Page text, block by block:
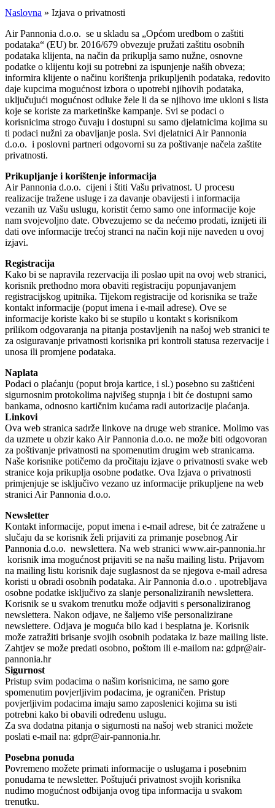
Naslovna » Izjava o privatnosti
Air Pannonia d.o.o. se u skladu sa „Općom uredbom o zaštiti
podataka“ (EU) br. 2016/679 obvezuje pružati zaštitu osobnih
podataka klijenta, na način da prikuplja samo nužne, osnovne
podatke o klijentu koji su potrebni za ispunjenje naših obveza;
informira klijente o načinu korištenja prikupljenih podataka, redovito
daje kupcima mogućnost izbora o upotrebi njihovih podataka,
uključujući mogućnost odluke žele li da se njihovo ime ukloni s lista
koje se koriste za marketinške kampanje. Svi se podaci o
korisnicima strogo čuvaju i dostupni su samo djelatnicima kojima su
ti podaci nužni za obavljanje posla. Svi djelatnici Air Pannonia
d.o.o. i poslovni partneri odgovorni su za poštivanje načela zaštite
privatnosti.
Prikupljanje i korištenje informacija
Air Pannonia d.o.o. cijeni i štiti Vašu privatnost. U procesu
realizacije tražene usluge i za davanje obavijesti i informacija
vezanih uz Vašu uslugu, koristit ćemo samo one informacije koje
nam svojevoljno date. Obvezujemo se da nećemo prodati, iznijeti ili
dati ove informacije trećoj stranci na način koji nije naveden u ovoj
izjavi.
Registracija
Kako bi se napravila rezervacija ili poslao upit na ovoj web stranici,
korisnik prethodno mora obaviti registraciju popunjavanjem
registracijskog upitnika. Tijekom registracije od korisnika se traže
kontakt informacije (poput imena i e-mail adrese). Ove se
informacije koriste kako bi se stupilo u kontakt s korisnikom
prilikom odgovaranja na pitanja postavljenih na našoj web stranici te
za osiguravanje privatnosti korisnika pri kontroli statusa rezervacije i
unosa ili promjene podataka.
Naplata
Podaci o plaćanju (poput broja kartice, i sl.) posebno su zaštićeni
sigurnosnim protokolima najvišeg stupnja i bit će dostupni samo
bankama, odnosno kartičnim kućama radi autorizacije plaćanja.
Linkovi
Ova web stranica sadrže linkove na druge web stranice. Molimo vas
da uzmete u obzir kako Air Pannonia d.o.o. ne može biti odgovoran
za poštivanje privatnosti na spomenutim drugim web stranicama.
Naše korisnike potičemo da pročitaju izjave o privatnosti svake web
stranice koja prikuplja osobne podatke. Ova Izjava o privatnosti
primjenjuje se isključivo vezano uz informacije prikupljene na web
stranici Air Pannonia d.o.o.
Newsletter
Kontakt informacije, poput imena i e-mail adrese, bit će zatražene u
slučaju da se korisnik želi prijaviti za primanje posebnog Air
Pannonia d.o.o. newslettera. Na web stranici www.air-pannonia.hr
korisnik ima mogućnost prijaviti se na našu mailing listu. Prijavom
na mailing listu korisnik daje suglasnost da se njegova e-mail adresa
koristi u obradi osobnih podataka. Air Pannonia d.o.o . upotrebljava
osobne podatke isključivo za slanje personaliziranih newslettera.
Korisnik se u svakom trenutku može odjaviti s personaliziranog
newslettera. Nakon odjave, ne šaljemo više personalizirane
newslettere. Odjava je moguća bilo kad i besplatna je. Korisnik
može zatražiti brisanje svojih osobnih podataka iz baze mailing liste.
Zahtjev se može predati osobno, poštom ili e-mailom na: gdpr@air-
pannonia.hr
Sigurnost
Pristup svim podacima o našim korisnicima, ne samo gore
spomenutim povjerljivim podacima, je ograničen. Pristup
povjerljivim podacima imaju samo zaposlenici kojima su isti
potrebni kako bi obavili određenu uslugu.
Za sva dodatna pitanja o sigurnosti na našoj web stranici možete
poslati e-mail na: gdpr@air-pannonia.hr.
Posebna ponuda
Povremeno možete primati informacije o uslugama i posebnim
ponudama te newsletter. Poštujući privatnost svojih korisnika
nudimo mogućnost odbijanja ovog tipa informacija u svakom
trenutku.